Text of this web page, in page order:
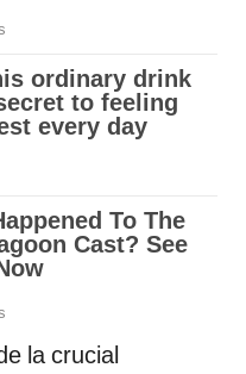
la crucial